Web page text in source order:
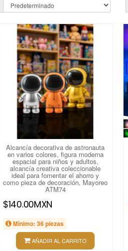
Alcancía decorativa de astronauta
en varios colores, figura moderna
espacial para niños y adultos,
alcancía creativa coleccionable
ideal para fomentar el ahorro y
como pieza de decoración, Mayoreo
ATM74
$140.00MXN
Mínimo: 36 piezas
AÑADIR AL CARRITO